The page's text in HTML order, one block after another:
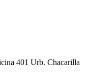
401 Urb. Chacarilla